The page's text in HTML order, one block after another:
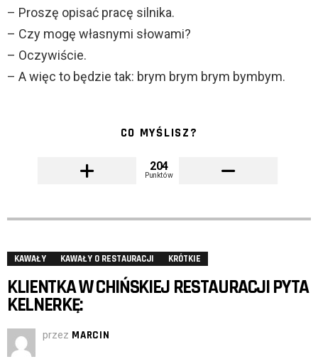
– Proszę opisać pracę silnika.
– Czy mogę własnymi słowami?
– Oczywiście.
– A więc to będzie tak: brym brym brym bymbym.
CO MYŚLISZ?
204
Punktów
KAWAŁY KAWAŁY O RESTAURACJI KRÓTKIE
KLIENTKA W CHIŃSKIEJ RESTAURACJI PYTA
KELNERKĘ:
przez MARCIN